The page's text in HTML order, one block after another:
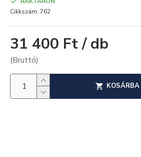
31 400 Ft / db
(Bruttó)
Cikkszám: 762